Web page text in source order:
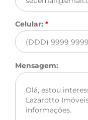
Celular: *
Mensagem: